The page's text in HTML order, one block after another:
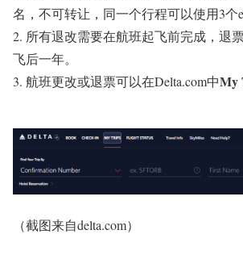
名，不可转让，同一个行程可以使用3个
2. 所有退改需要在航班起飞前完成，退
飞后一年。
3. 航班更改或退票可以在Delta.com中My
（截图来自delta.com）